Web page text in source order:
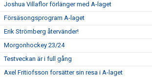
Joshua Villaflor förlänger med A-laget
Försäsongsprogram A-laget
Erik Strömberg återvänder!
Morgonhockey 23/24
Testveckan är i full gång
Axel Fritiofsson forsätter sin resa i A-laget